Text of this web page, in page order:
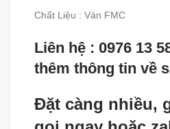
Chất Liệu : Ván FMC
Liên hệ : 0976 13
thêm thông tin về
Đặt càng nhiều,